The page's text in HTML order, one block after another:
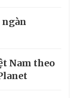
ngàn
Nam theo